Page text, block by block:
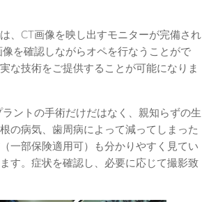
、CT画像を映し出すモニターが完備され
を確認しながらオペを行なうことがで
な技術をご提供することが可能になりま
ントの手術だけだはなく、親知らずの生
の病気、歯周病によって減ってしまった
一部保険適用可）も分かりやすく見てい
す。症状を確認し、必要に応じて撮影致